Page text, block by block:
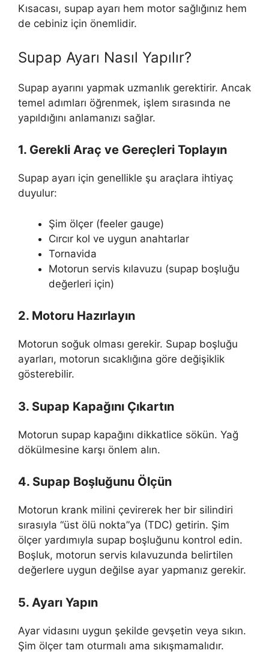
Kısacası, supap ayarı hem motor sağlığınız hem
de cebiniz için önemlidir.
Supap Ayarı Nasıl Yapılır?
Supap ayarını yapmak uzmanlık gerektirir. Ancak
temel adımları öğrenmek, işlem sırasında ne
yapıldığını anlamanızı sağlar.
1. Gerekli Araç ve Gereçleri Toplayın
Supap ayarı için genellikle şu araçlara ihtiyaç
duyulur:
Şim ölçer (feeler gauge)
Cırcır kol ve uygun anahtarlar
Tornavida
Motorun servis kılavuzu (supap boşluğu
değerleri için)
2. Motoru Hazırlayın
Motorun soğuk olması gerekir. Supap boşluğu
ayarları, motorun sıcaklığına göre değişiklik
gösterebilir.
3. Supap Kapağını Çıkartın
Motorun supap kapağını dikkatlice sökün. Yağ
dökülmesine karşı önlem alın.
4. Supap Boşluğunu Ölçün
Motorun krank milini çevirerek her bir silindiri
sırasıyla “üst ölü nokta”ya (TDC) getirin. Şim
ölçer yardımıyla supap boşluğunu kontrol edin.
Boşluk, motorun servis kılavuzunda belirtilen
değerlere uygun değilse ayar yapmanız gerekir.
5. Ayarı Yapın
Ayar vidasını uygun şekilde gevşetin veya sıkın.
Şim ölçer tam oturmalı ama sıkışmamalıdır.